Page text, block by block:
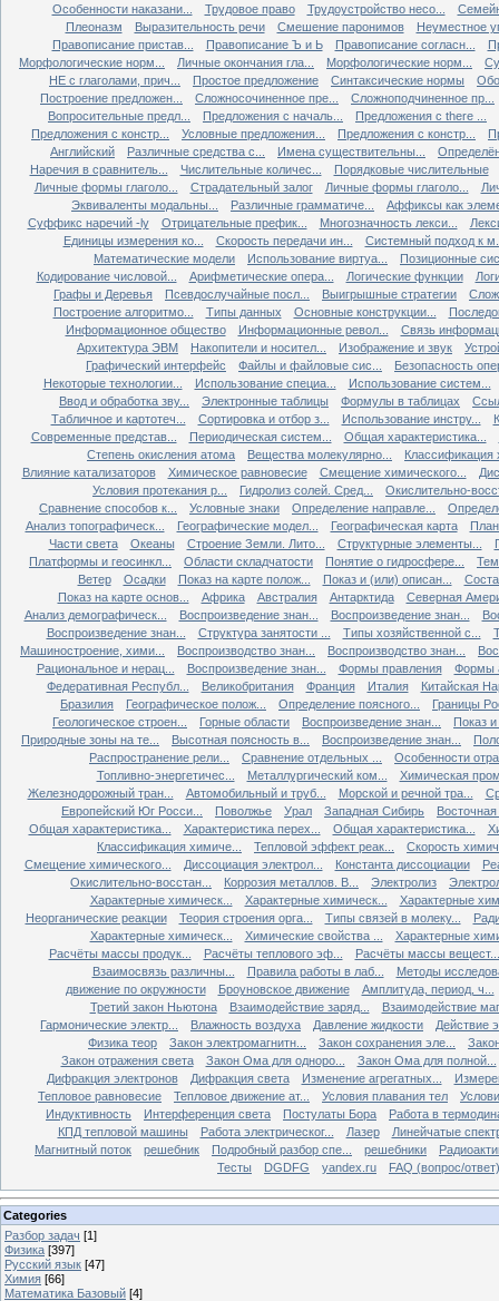
Особенности наказани...
Трудовое право Трудоустройство несо...
Плеоназм
Выразительность речи Смешение паронимов
Неуместное
Правописание пристав...
Правописание Ъ и Ь Правописание согласн...
Морфологические норм...
Личные окончания гла... Морфологические норм...
НЕ с глаголами, прич...
Простое предложение Синтаксические нормы
Построение предложен...
Сложносочиненное пре...
Сложноподчиненное пр...
Вопросительные предл...
Предложения с началь...
Предложения с there ...
Предложения с констр...
Условные предложения... Предложения с констр...
Английский
Различные средства с... Имена существительны...
Наречия в сравнитель...
Числительные количес...
Порядковые числительные
Личные формы глаголо...
Страдательный залог Личные формы глаголо...
Эквиваленты модальны...
Различные грамматиче...
Аффиксы как
Суффикс наречий -ly
Отрицательные префик... Многозначность лекси...
Единицы измерения ко...
Скорость передачи ин...
Системный подход к
Математические модели
Использование виртуа...
Позиционные
Кодирование числовой...
Арифметические опера... Логические функции
Графы и Деревья
Псевдослучайные посл... Выигрышные стратегии
Построение алгоритмо...
Типы данных Основные конструкции...
Информационное общество
Информационные револ...
Связь
Архитектура ЭВМ
Накопители и носител... Изображение и звук
Графический интерфейс
Файлы и файловые сис...
Безопасность
Некоторые технологии...
Использование специа...
Использование систем...
Ввод и обработка зву...
Электронные таблицы Формулы в таблицах
Табличное и картотеч...
Сортировка и отбор з... Использование инстру...
Современные представ...
Периодическая систем... Общая характеристика...
Степень окисления атома
Вещества молекулярно...
Классификация
Влияние катализаторов
Химическое равновесие Смещение химического...
Условия протекания р...
Гидролиз солей. Сред...
Окислительно-
Сравнение способов к...
Условные знаки Определение направле...
Анализ топографическ...
Географические модел... Географическая карта
Части света
Океаны Строение Земли. Лито... Структурные элементы...
Платформы и геосинкл...
Области складчатости Понятие о гидросфере...
Ветер
Осадки Показ на карте полож... Показ и (или) описан...
Показ на карте основ...
Африка Австралия Антарктида
Северная
Анализ демографическ...
Воспроизведение знан... Воспроизведение знан...
Воспроизведение знан...
Структура занятости ... Типы хозяйственной с...
Машиностроение, хими...
Воспроизводство знан... Воспроизводство знан...
Рациональное и нерац...
Воспроизведение знан... Формы правления
Формы
Федеративная Республ...
Великобритания Франция Италия
Китайская
Бразилия
Географическое полож... Определение поясного...
Границы
Геологическое строен...
Горные области Воспроизведение знан...
Показ
Природные зоны на те...
Высотная поясность в... Воспроизведение знан...
Распространение рели...
Сравнение отдельных ...
Особенности
Топливно-энергетичес...
Металлургический ком...
Химическая
Железнодорожный тран...
Автомобильный и труб... Морской и речной тра...
Европейский Юг Росси...
Поволжье Урал Западная Сибирь
Общая характеристика...
Характеристика перех... Общая характеристика...
Классификация химиче...
Тепловой эффект реак...
Скорость
Смещение химического...
Диссоциация электрол... Константа диссоциации
Окислительно-восстан...
Коррозия металлов. В... Электролиз
Характерные химическ...
Характерные химическ...
Характерные
Неорганические реакции
Теория строения орга... Типы связей в молеку...
Характерные химическ...
Химические свойства ...
Характерные
Расчёты массы продук...
Расчёты теплового эф...
Расчёты массы вещест...
Взаимосвязь различны...
Правила работы в лаб...
Методы
движение по окружности
Броуновское движение
Амплитуда, период, ч...
Третий закон Ньютона
Взаимодействие заряд...
Взаимодействие
Гармонические электр...
Влажность воздуха Давление жидкости
Действие
Физика теор
Закон электромагнитн... Закон сохранения эле...
Закон отражения света
Закон Ома для одноро...
Закон Ома для полной...
Дифракция электронов
Дифракция света Изменение агрегатных...
Тепловое равновесие
Тепловое движение ат... Условия плавания тел
Индуктивность
Интерференция света Постулаты Бора
Работа в
КПД тепловой машины
Работа электрическог... Лазер
Линейчатые
Магнитный поток
решебник Подробный разбор спе... решебники
Тесты
DGDFG yandex.ru FAQ (вопрос/ответ)
Categories
Разбор задач [1]
Физика [397]
Русский язык [47]
Химия [66]
Математика Базовый [4]